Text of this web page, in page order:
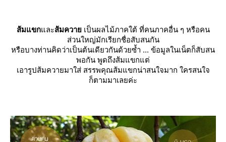
ส้มแขกละส้มควาเป็นผลไม้ภาคใต้ ที่คนภาคอื่น ๆ หรือคน
ส่วนใหญ่มักเรียกชื่อสับสนกัน
หรือบางท่านคิดว่าเป็นต้นเดียวกันด้วยซ้ำ ... ข้อมูลในเน็ตก็สับสน
พอกัน พูดถึงส้มแขกแต่
เอารูปส้มควายมาใส่ สรรพคุณส้มแขกน่าสนใจมาก ใครสนใจ
ก็ตามมาเลยค่ะ